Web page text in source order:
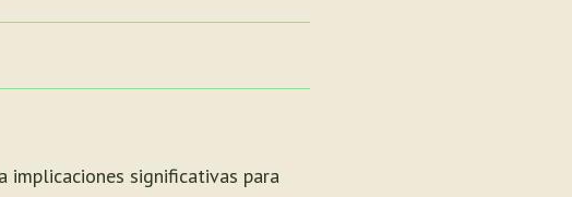
implicaciones significativas para